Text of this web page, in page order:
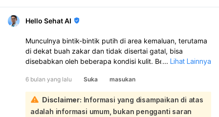
Hello Sehat AI
Munculnya bintik-bintik putih di area kemaluan, terutama
di dekat buah zakar dan tidak disertai gatal, bisa
disebabkan oleh beberapa kondisi kulit. Beberapa
Milia:Ini adalah benjolan kecil berwarna putih yang
terbentuk ketika sel kulit mati dan keratin
terperangkap di bawah permukaan kulit. Milia
umumnya tidak berbahaya dan seringkali bisa hilang
... Lihat Lainnya
6 bulan yang lalu Suka masukan
Disclaimer: Informasi yang disampaikan di atas
adalah informasi umum, bukan pengganti saran